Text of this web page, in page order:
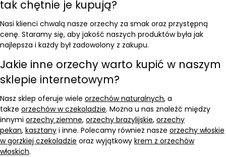
tak chętnie je kupują?
Nasi klienci chwalą nasze orzechy za smak oraz przystępną
cenę. Staramy się, aby jakość naszych produktów była jak
najlepsza i każdy był zadowolony z zakupu.
Jakie inne orzechy warto kupić w naszym
sklepie internetowym?
Nasz sklep oferuje wiele orzechów naturalnych, a
także orzechów w czekoladzie. Można u nas znaleźć między
innymi orzechy ziemne, orzechy brazylijskie, orzechy
pekan, kasztany i inne. Polecamy również nasze orzechy włoskie
w gorzkiej czekoladzie oraz wyjątkowy krem z orzechów
włoskich.